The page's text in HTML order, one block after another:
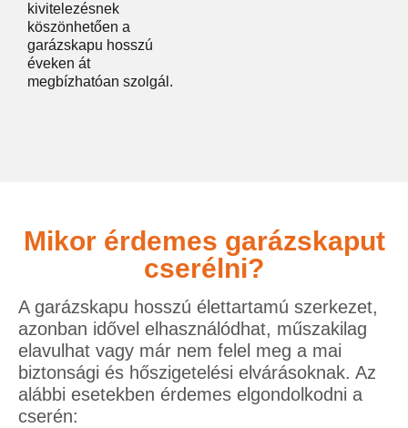
kivitelezésnek
köszönhetően a
garázskapu hosszú
éveken át
megbízhatóan szolgál.
Mikor érdemes garázskaput
cserélni?
A garázskapu hosszú élettartamú szerkezet,
azonban idővel elhasználódhat, műszakilag
elavulhat vagy már nem felel meg a mai
biztonsági és hőszigetelési elvárásoknak. Az
alábbi esetekben érdemes elgondolkodni a
cserén: